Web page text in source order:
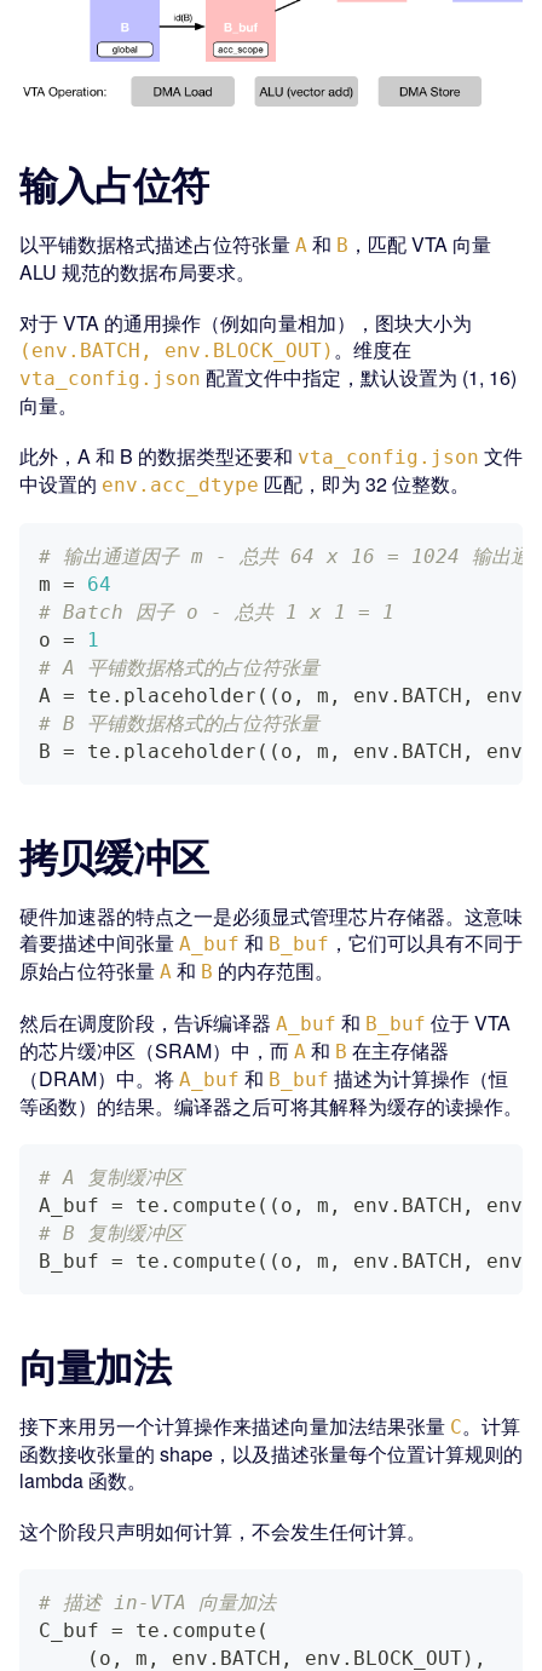
输入占位符
以平铺数据格式描述占位符张量 A 和 B ，匹配 VTA 向量
ALU 规范的数据布局要求。
对于 VTA 的通用操作（例如向量相加），图块大小为
(env.BATCH, env.BLOCK_OUT) 。维度在
vta_config.json 配置文件中指定，默认设置为 (1, 16)
向量。
此外，A 和 B 的数据类型还要和 vta_config.json 文件
中设置的 env.acc_dtype 匹配，即为 32 位整数。
# 输出通道因子 m - 总共 64 x 16 = 1024 输出通
m =
64
# Batch 因子 o - 总共 1 x 1 = 1
o =
1
# A 平铺数据格式的占位符张量
A = te . placeholder ( ( o , m , env . BATCH , env
# B 平铺数据格式的占位符张量
B = te . placeholder ( ( o , m , env . BATCH , env
拷贝缓冲区
硬件加速器的特点之一是必须显式管理芯片存储器。这意味
着要描述中间张量 A_buf 和 B_buf ，它们可以具有不同于
原始占位符张量 A 和 B 的内存范围。
然后在调度阶段，告诉编译器 A_buf 和 B_buf 位于 VTA
的芯片缓冲区（SRAM）中，而 A 和 B 在主存储器
（DRAM）中。将 A_buf 和 B_buf 描述为计算操作（恒
等函数）的结果。编译器之后可将其解释为缓存的读操作。
# A 复制缓冲区
A_buf = te . compute ( ( o , m , env . BATCH , env
# B 复制缓冲区
B_buf = te . compute ( ( o , m , env . BATCH , env
向量加法
接下来用另一个计算操作来描述向量加法结果张量 C。计算
函数接收张量的 shape，以及描述张量每个位置计算规则的
lambda 函数。
这个阶段只声明如何计算，不会发生任何计算。
# 描述 in-VTA 向量加法
C_buf = te . compute (
( o , m , env . BATCH , env . BLOCK_OUT) ,